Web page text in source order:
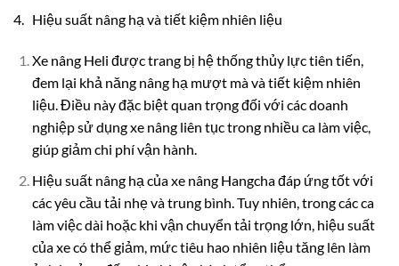
4. Hiệu suất nâng hạ và tiết kiệm nhiên liệu
Xe nâng Heli được trang bị hệ thống thủy lực tiên tiến,
đem lại khả năng nâng hạ mượt mà và tiết kiệm nhiên
liệu. Điều này đặc biệt quan trọng đối với các doanh
nghiệp sử dụng xe nâng liên tục trong nhiều ca làm việc,
giúp giảm chi phí vận hành.
Hiệu suất nâng hạ của xe nâng Hangcha đáp ứng tốt với
các yêu cầu tải nhẹ và trung bình. Tuy nhiên, trong các ca
làm việc dài hoặc khi vận chuyển tải trọng lớn, hiệu suất
của xe có thể giảm, mức tiêu hao nhiên liệu tăng lên làm